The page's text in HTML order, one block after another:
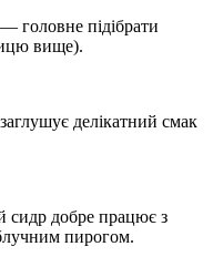
головне підібрати
вище).
делікатний смак
сидр добре працює з
пирогом.